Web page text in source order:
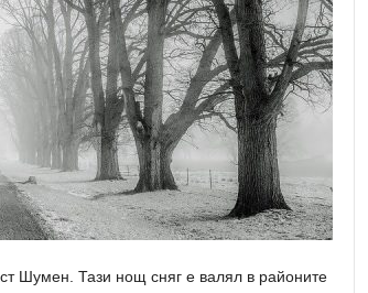
Шумен. Тази нощ сняг е валял в районите